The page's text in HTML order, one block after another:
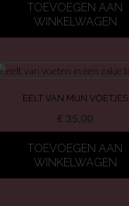
TOEVOEGEN AAN
WINKELWAGEN
EELT VAN MIJN VOETJES
€ 35,00
TOEVOEGEN AAN
WINKELWAGEN